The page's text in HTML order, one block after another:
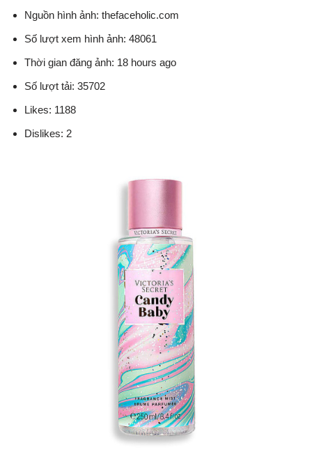
Nguồn hình ảnh: thefaceholic.com
Số lượt xem hình ảnh: 48061
Thời gian đăng ảnh: 18 hours ago
Số lượt tải: 35702
Likes: 1188
Dislikes: 2